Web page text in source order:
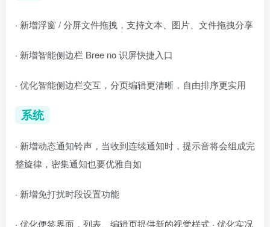
· 新增浮窗 / 分屏文件拖拽，支持文本、图片、文件拖拽分享
· 新增智能侧边栏 Bree no 识屏快捷入口
· 优化智能侧边栏交互，分页编辑更清晰，自由排序更实用
系统
· 新增动态通知铃声，当收到连续通知时，提示音将会组成完
整旋律，密集通知也要优雅自如
· 新增免打扰时段设置功能
· 优化便签界面，列表、编辑页提供新的视觉样式 · 优化实况